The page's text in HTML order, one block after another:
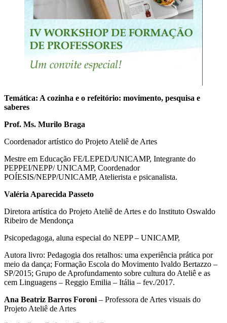
Temática: A cozinha e o refeitório: movimento, pesquisa e
saberes
Prof. Ms. Murilo Braga
Coordenador artístico do Projeto Ateliê de Artes
Mestre em Educação FE/LEPED/UNICAMP, Integrante do
PEPPEI/NEPP/ UNICAMP, Coordenador
POÍESIS/NEPP/UNICAMP, Atelierista e psicanalista.
Valéria Aparecida Passeto
Diretora artística do Projeto Ateliê de Artes e do Instituto Oswaldo
Ribeiro de Mendonça
Psicopedagoga, aluna especial do NEPP – UNICAMP,
Autora livro: Pedagogia dos retalhos: uma experiência prática por
meio da dança; Formação Escola do Movimento Ivaldo Bertazzo –
SP/2015; Grupo de Aprofundamento sobre cultura do Ateliê e as
cem Linguagens – Reggio Emilia – Itália – fev./2017.
Ana Beatriz Barros Foroni – Professora de Artes visuais do
Projeto Ateliê de Artes